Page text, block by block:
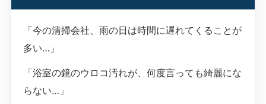
「今の清掃会社、雨の日は時間に遅れてくることが
多い…」
「浴室の鏡のウロコ汚れが、何度言っても綺麗にな
らない…」